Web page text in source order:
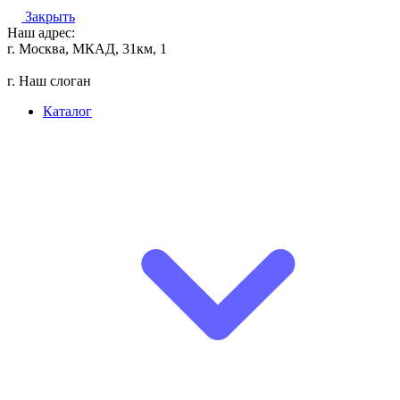
Закрыть
Наш адрес:
г. Москва, МКАД, 31км, 1
г. Наш слоган
Каталог